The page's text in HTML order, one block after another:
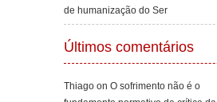
de humanização do Ser
Últimos comentários
Thiago on O sofrimento não é o